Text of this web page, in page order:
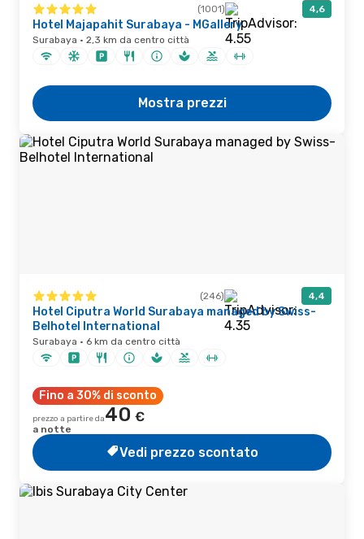
(1001) 4,6
Hotel Majapahit Surabaya - MGallery
Surabaya · 2,3 km da centro città
Mostra prezzi
(246) 4,4
Hotel Ciputra World Surabaya managed by Swiss-
Belhotel International
Surabaya · 6 km da centro città
Fino a 30% di sconto
prezzo a partire da40 €
a notte
Vedi prezzo scontato